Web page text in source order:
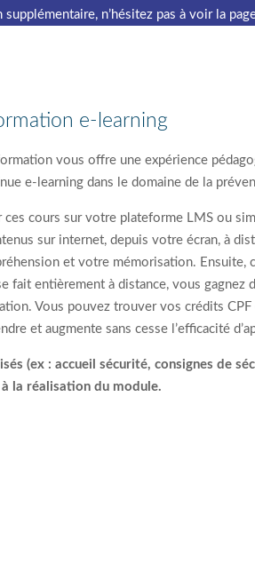
n’hésitez pas à voir la
e-learning
vous offre une expérience
e-learning dans le domaine de la
cours sur votre plateforme LMS ou
sur internet, depuis votre écran, à
et votre mémorisation. Ensuite,
entièrement à distance, vous
Vous pouvez trouver vos crédits
et augmente sans cesse l’efficacité
(ex : accueil sécurité, consignes de
la réalisation du module.